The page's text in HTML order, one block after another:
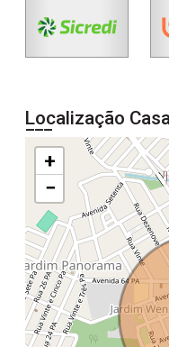
Localização
+
−